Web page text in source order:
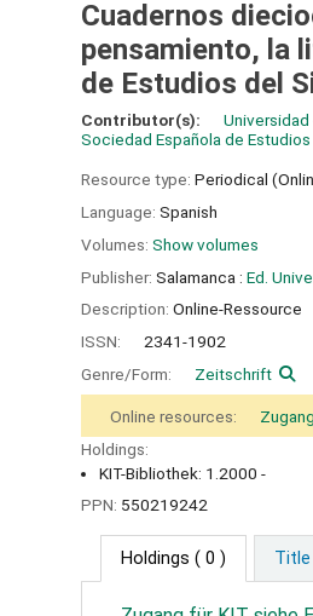
Cuadernos
pensamiento, la
de Estudios del
Contributor(s):
Sociedad Española de
Resource type: Periodical
Language: Spanish
Volumes: Show volumes
Publisher: Salamanca : Ed.
Description: Online-Ressource
ISSN:
2341-1902
Genre/Form:
Zeitschrift
Online resources:
Holdings:
KIT-Bibliothek: 1.2000 -
PPN: 550219242
Holdings ( 0 )